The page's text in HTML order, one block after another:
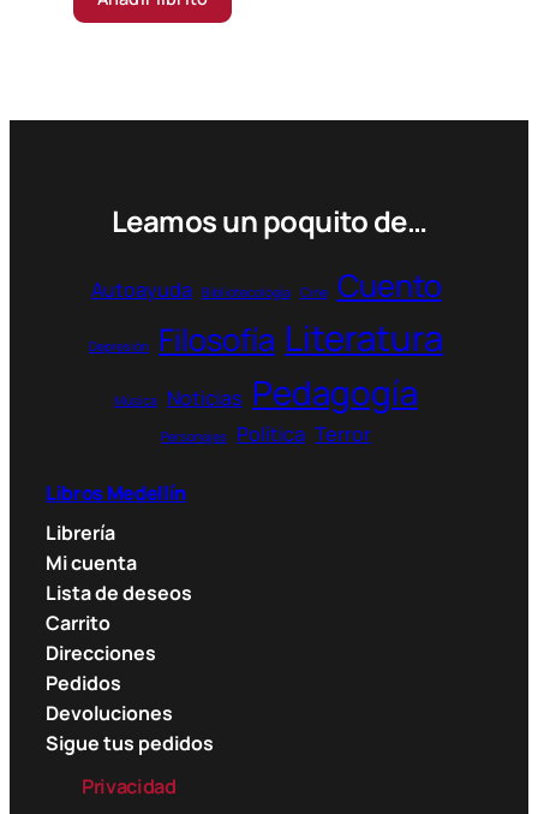
Leamos un poquito de…
Autoayuda Bibliotecología Cine Cuento
Depresión Filosofía Literatura
Música Noticias Pedagogía
Personajes Política Terror
Libros Medellín
Librería
Mi cuenta
Lista de deseos
Carrito
Direcciones
Pedidos
Devoluciones
Sigue tus pedidos
Privacidad